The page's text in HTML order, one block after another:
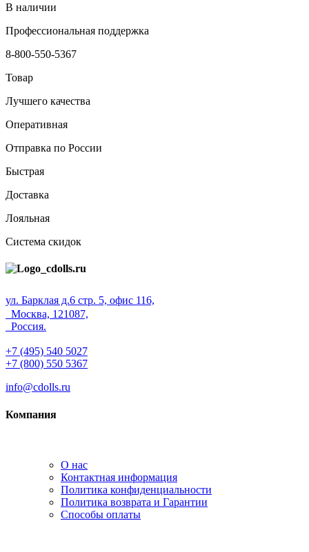
В наличии
Профессиональная поддержка
8-800-550-5367
Товар
Лучшего качества
Оперативная
Отправка по России
Быстрая
Доставка
Лояльная
Система скидок
ул. Барклая д.6 стр. 5, офис 116,
Москва, 121087,
Россия.
+7 (495) 540 5027
+7 (800) 550 5367
info@cdolls.ru
Компания
О нас
Контактная информация
Политика конфиденциальности
Политика возврата и Гарантии
Способы оплаты